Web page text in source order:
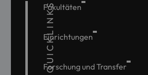
QUICKLINKS
Fakultäten
Einrichtungen
Forschung und Transfer